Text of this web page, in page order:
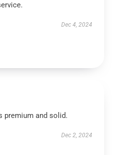
Dec 4, 2024
premium and solid.
Dec 2, 2024